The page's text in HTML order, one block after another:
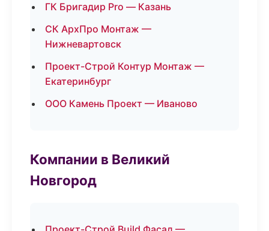
ГК Бригадир Pro — Казань
СК АрхПро Монтаж —
Нижневартовск
Проект-Строй Контур Монтаж —
Екатеринбург
ООО Камень Проект — Иваново
Компании в Великий
Новгород